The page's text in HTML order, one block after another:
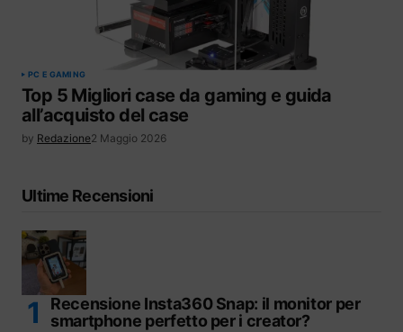
PC E GAMING
Top 5 Migliori case da gaming e guida
all’acquisto del case
by Redazione2 Maggio 2026
Ultime Recensioni
Recensione Insta360 Snap: il monitor per
smartphone perfetto per i creator?